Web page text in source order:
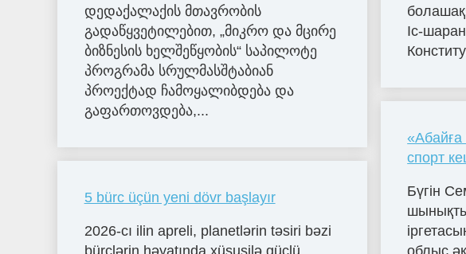
დედაქალაქის მთავრობის
გადაწყვეტილებით, „მიკრო და მცირე
ბიზნესის ხელშეწყობის“ საპილოტე
პროგრამა სრულმასშტაბიან
პროექტად ჩამოყალიბდება და
გაფართოვდება,...
5 bürc üçün yeni dövr başlayır
2026-cı ilin apreli, planetlərin təsiri bəzi
bürclərin həyatında xüsusilə güclü
Іс-
спорт
Бүгін
облыс